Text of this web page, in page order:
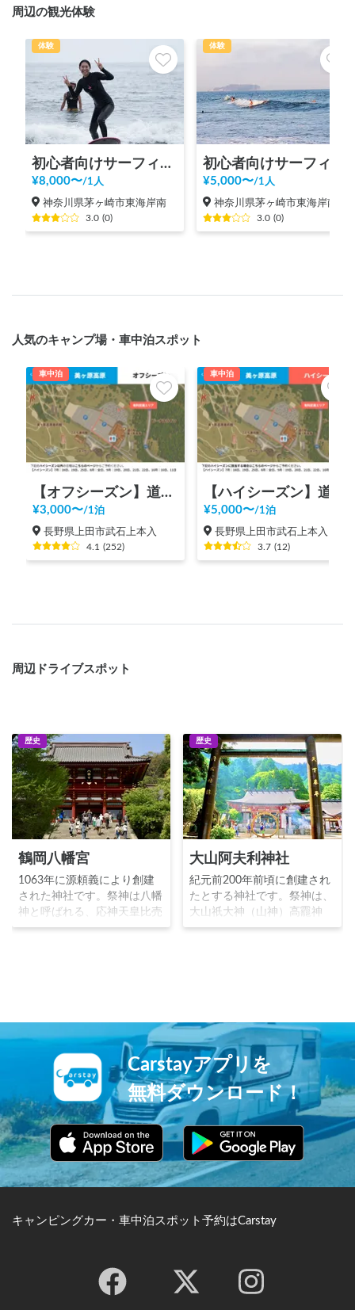
周辺の観光体験
体験
初心者向けサーフィン体験@茅ヶ崎 +動画写真撮影付き
¥8,000〜/1人
神奈川県茅ヶ崎市東海岸南
3.0 (0)
体験
¥5,000〜/1人
神奈川県茅ヶ崎市東海岸南
3.0 (0)
人気のキャンプ場・車中泊スポット
車中泊
【オフシーズン】道の駅 美ヶ原高原
¥3,000〜/1泊
長野県上田市武石上本入
4.1 (252)
車中泊
¥5,000〜/1泊
長野県上田市武石上本入
3.7 (12)
周辺ドライブスポット
歴史
鶴岡八幡宮
1063年に源頼義により創建
された神社です。祭神は八幡
神と呼ばれる、応神天皇比売
神神功皇后です。源頼朝の開
て、人々の心の拠り所となっ
ています。
歴史
大山阿夫利神社
紀元前200年前頃に創建され
たとする神社です。祭神は、
大山祇大神（山神）高龗神
（水神）大雷神（雷神）で
ことから「納太刀」という文
化が広がり、落語や浮世絵の
世界にも影響を与えました。
Carstayアプリを
無料ダウンロード！
キャンピングカー・車中泊スポット予約はCarstay